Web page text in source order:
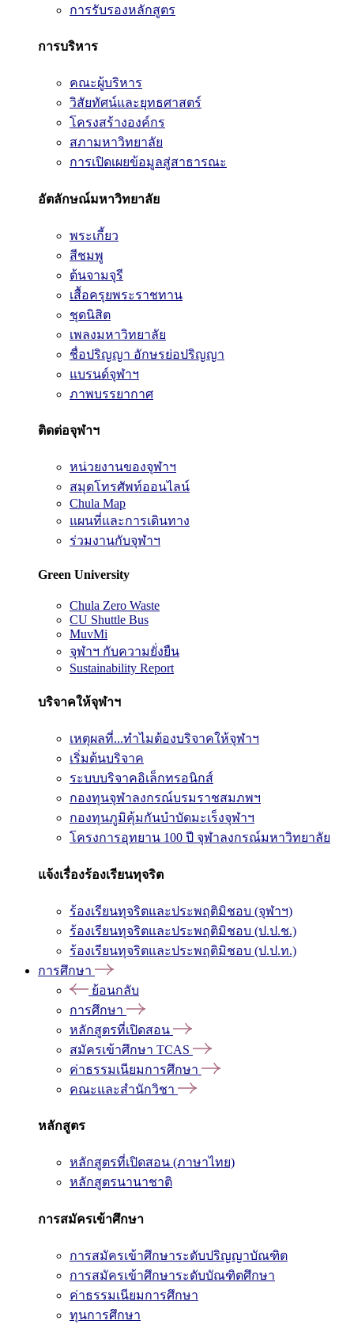
การรับรองหลักสูตร
การบริหาร
คณะผู้บริหาร
วิสัยทัศน์และยุทธศาสตร์
โครงสร้างองค์กร
สภามหาวิทยาลัย
การเปิดเผยข้อมูลสู่สาธารณะ
อัตลักษณ์มหาวิทยาลัย
พระเกี้ยว
สีชมพู
ต้นจามจุรี
เสื้อครุยพระราชทาน
ชุดนิสิต
เพลงมหาวิทยาลัย
ชื่อปริญญา อักษรย่อปริญญา
แบรนด์จุฬาฯ
ภาพบรรยากาศ
ติดต่อจุฬาฯ
หน่วยงานของจุฬาฯ
สมุดโทรศัพท์ออนไลน์
Chula Map
แผนที่และการเดินทาง
ร่วมงานกับจุฬาฯ
Green University
Chula Zero Waste
CU Shuttle Bus
MuvMi
จุฬาฯ กับความยั่งยืน
Sustainability Report
บริจาคให้จุฬาฯ
เหตุผลที่...ทำไมต้องบริจาคให้จุฬาฯ
เริ่มต้นบริจาค
ระบบบริจาคอิเล็กทรอนิกส์
กองทุนจุฬาลงกรณ์บรมราชสมภพฯ
กองทุนภูมิคุ้มกันบำบัดมะเร็งจุฬาฯ
โครงการอุทยาน 100 ปี จุฬาลงกรณ์มหาวิทยาลัย
แจ้งเรื่องร้องเรียนทุจริต
ร้องเรียนทุจริตและประพฤติมิชอบ (จุฬาฯ)
ร้องเรียนทุจริตและประพฤติมิชอบ (ป.ป.ช.)
ร้องเรียนทุจริตและประพฤติมิชอบ (ป.ป.ท.)
การศึกษา
ย้อนกลับ
การศึกษา
หลักสูตรที่เปิดสอน
สมัครเข้าศึกษา TCAS
ค่าธรรมเนียมการศึกษา
คณะและสำนักวิชา
หลักสูตร
หลักสูตรที่เปิดสอน (ภาษาไทย)
หลักสูตรนานาชาติ
การสมัครเข้าศึกษา
การสมัครเข้าศึกษาระดับปริญญาบัณฑิต
การสมัครเข้าศึกษาระดับบัณฑิตศึกษา
ค่าธรรมเนียมการศึกษา
ทุนการศึกษา